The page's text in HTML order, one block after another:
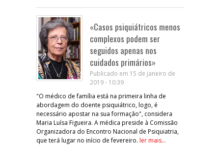
«Casos psiquiátricos menos
complexos podem ser
seguidos apenas nos
cuidados primários»
Publicado em 15 de janeiro de
2019 - 10:39
"O médico de família está na primeira linha de
abordagem do doente psiquiátrico, logo, é
necessário apostar na sua formação", considera
Maria Luísa Figueira. A médica preside à Comissão
Organizadora do Encontro Nacional de Psiquiatria,
que terá lugar no início de fevereiro. ler mais...